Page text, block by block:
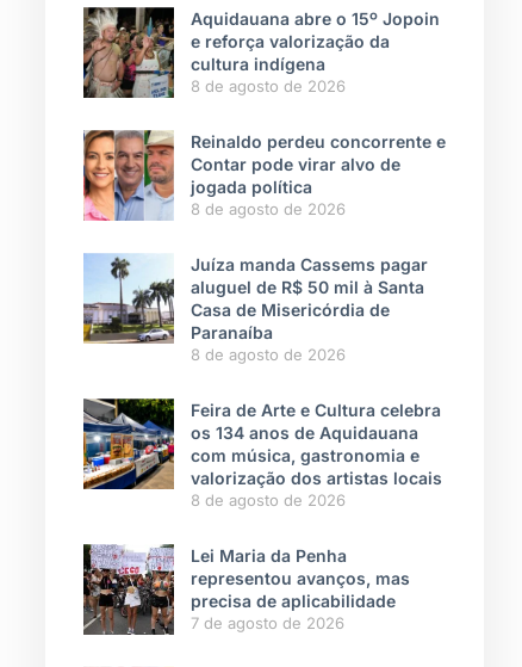
Aquidauana abre o 15º Jopoin
e reforça valorização da
cultura indígena
8 de agosto de 2026
Reinaldo perdeu concorrente e
Contar pode virar alvo de
jogada política
8 de agosto de 2026
Juíza manda Cassems pagar
aluguel de R$ 50 mil à Santa
Casa de Misericórdia de
Paranaíba
8 de agosto de 2026
Feira de Arte e Cultura celebra
os 134 anos de Aquidauana
com música, gastronomia e
valorização dos artistas locais
8 de agosto de 2026
Lei Maria da Penha
representou avanços, mas
precisa de aplicabilidade
7 de agosto de 2026